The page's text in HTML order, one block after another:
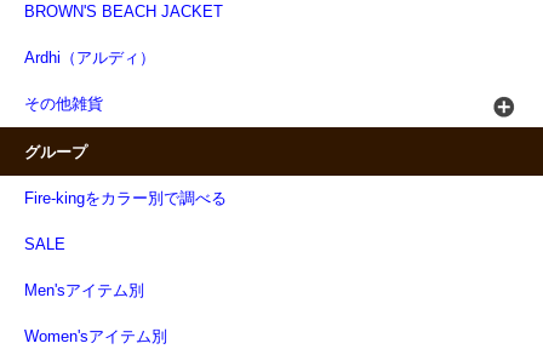
BROWN'S BEACH JACKET
Ardhi（アルディ）
その他雑貨
グループ
Fire-kingをカラー別で調べる
SALE
Men'sアイテム別
Women'sアイテム別